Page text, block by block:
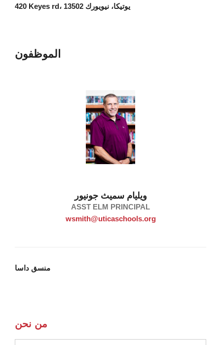
420 Keyes rd، يوتيكا، نيويورك 13502
الموظفون
ويليام سميث جونيور
ASST ELM PRINCIPAL
wsmith@uticaschools.org
منسق داسا
من نحن